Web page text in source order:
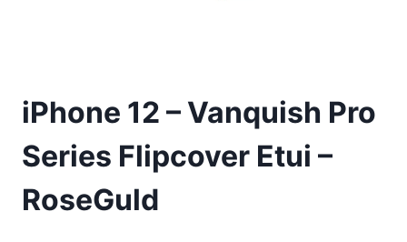
iPhone 12 – Vanquish Pro
Series Flipcover Etui –
RoseGuld